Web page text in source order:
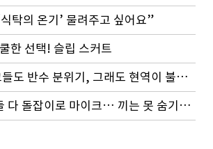
탁의 온기’ 물려주고 싶어요”
한 선택! 슬립 스커트
“대치동 조교들도 반수 분위기, 그래도 현역이 불리하지 않은 이유”
“쌍둥이 딸 둘 다 돌잡이로 마이크… 끼는 못 숨기나 봐요”